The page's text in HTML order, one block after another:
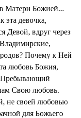
Матери Божией...
эта девочка,
Девой, вдруг через
Почему к Ней
любовь Божия,
Свою любовь.
не своей любовью
для Божьего